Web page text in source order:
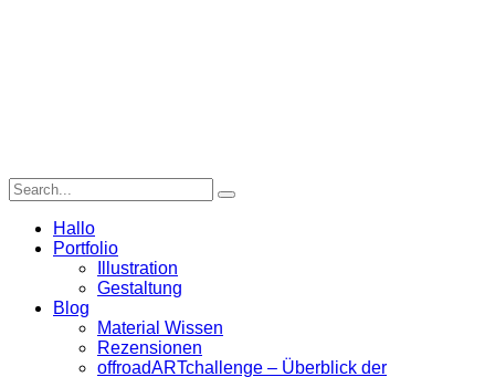
Hallo
Portfolio
Illustration
Gestaltung
Blog
Material Wissen
Rezensionen
offroadARTchallenge – Überblick der